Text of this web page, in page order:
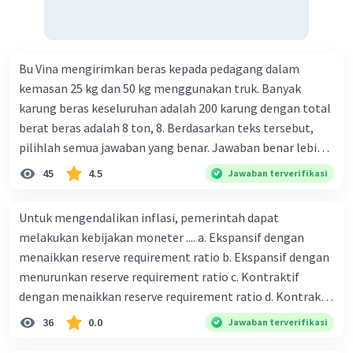
Bu Vina mengirimkan beras kepada pedagang dalam
kemasan 25 kg dan 50 kg menggunakan truk. Banyak
karung beras keseluruhan adalah 200 karung dengan total
berat beras adalah 8 ton, 8. Berdasarkan teks tersebut,
pilihlah semua jawaban yang benar. Jawaban benar lebih
dari satu. Banyak karung beras kemasan 25 kg adalah 50
buah. Banyak karung beras kemasan 50 kg adalah 150
ton. Perbandingan berat beras kemasan 25 kg dan 50 kg
dalam truk adalah 1: 3. 9. Berdasarkan teks tersebut, jika
biaya setiap beras karung kecil adalah Rp7.500 dan karung
besar Rp14.000, berapakah biaya angkut semua beras yang
harus dibayar oleh Bu Vina? A. Rp2.540.000 C. Rp2.312.000 B.
Rp2.475.000 D. Rp2.280.000
45 4.5 Jawaban terverifikasi
Untuk mengendalikan inflasi, pemerintah dapat
melakukan kebijakan moneter .... a. Ekspansif dengan
menaikkan reserve requirement ratio b. Ekspansif dengan
menurunkan reserve requirement ratio c. Kontraktif
dengan menaikkan reserve requirement ratio d. Kontraktif
dengan menurunkan reserve requirement ratio e.
Ekspansif dengan menaikkan tingkat diskonto Bila Bank
36 0.0 Jawaban terverifikasi